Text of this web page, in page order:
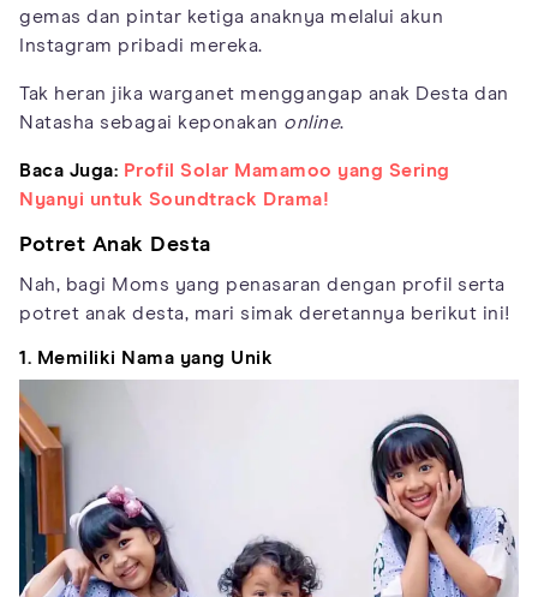
gemas dan pintar ketiga anaknya melalui akun
Instagram pribadi mereka.
Tak heran jika warganet menggangap anak Desta dan
Natasha sebagai keponakan online.
Baca Juga: Profil Solar Mamamoo yang Sering
Nyanyi untuk Soundtrack Drama!
Potret Anak Desta
Nah, bagi Moms yang penasaran dengan profil serta
potret anak desta, mari simak deretannya berikut ini!
1. Memiliki Nama yang Unik